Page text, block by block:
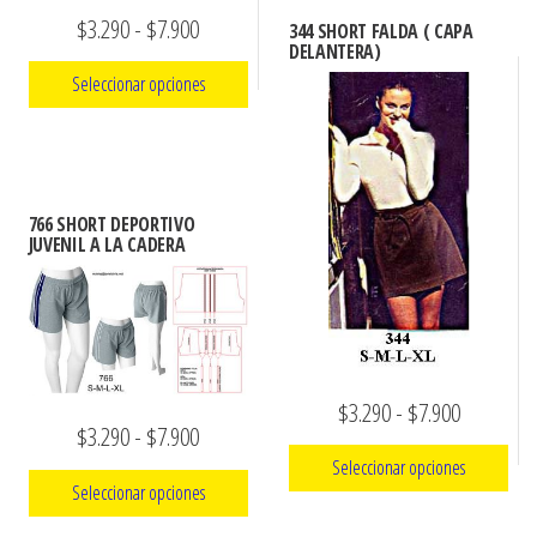
la
de
hasta
$7.900
múltiples
variantes.
Las
opciones
se
pueden
elegir
en
la
página
producto
$3.290- $7.900Rango
de
precios:
$7.900
Seleccionar opciones
múltiples
variantes.
Las
opciones
se
elegir
en
la
344 SHORT FALDA ( CAPA
DELANTERA)
$3.290- $7.900Rango
de
precios:
Seleccionar opciones
766 SHORT DEPORTIVO
JUVENIL A LA CADERA
$3.290- $7.900Rango
de
precios:
Seleccionar opciones